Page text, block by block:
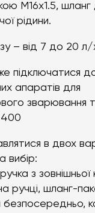
M16x1.5, шланг
рідини.
– від 7 до 20 л/
підключатися
апаратів для
зварювання
400
в двох
вибір:
з зовнішньої
ручці, шланг-